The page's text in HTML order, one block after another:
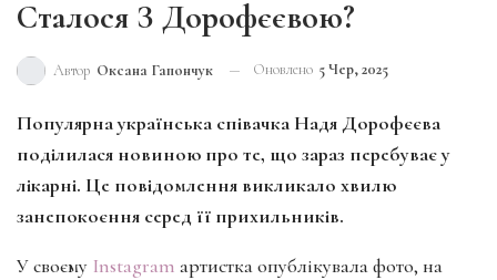
Сталося З Дорофєєвою?
Автор Оксана Гапончук Оновлено 5 Чер, 2025
Популярна українська співачка Надя Дорофєєва
поділилася новиною про те, що зараз перебуває у
лікарні. Це повідомлення викликало хвилю
занепокоєння серед її прихильників.
У своєму Instagram артистка опублікувала фото, на